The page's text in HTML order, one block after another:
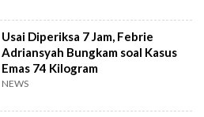
Usai Diperiksa 7 Jam, Febrie
Adriansyah Bungkam soal Kasus
Emas 74 Kilogram
NEWS